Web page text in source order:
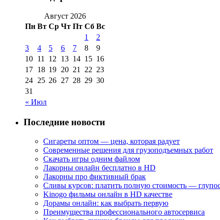
Август 2026
Пн Вт Ср Чт Пт Сб Вс
« Июл
1
2
3
4 5 6 7 8
9
10 11 12 13 14 15 16
17 18 19 20 21 22 23
24 25 26 27 28 29 30
31
Последние новости
Сигареты оптом — цена, которая радует
Современные решения для грузоподъемных работ
Скачать игры одним файлом
Лакорны онлайн бесплатно в HD
Лакорны про фиктивный брак
Сливы курсов: платить полную стоимость —
Kinogo фильмы онлайн в HD качестве
Дорамы онлайн: как выбрать первую
Преимущества профессионального автосервиса